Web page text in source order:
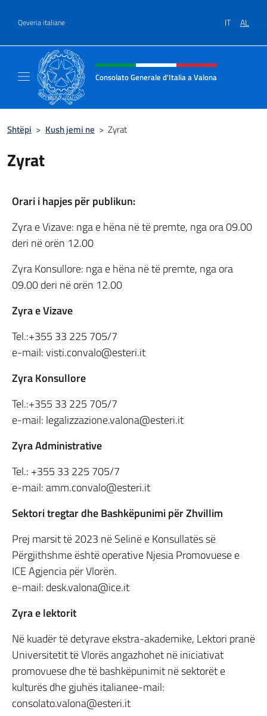
Qeveria italiane IT AL
Kreu i faqes në internet, media
Consolato Generale d'Italia a Valona
Shtëpi > Kush jemi ne > Zyrat
Zyrat
Orari i hapjes për publikun:
Zyra e Vizave: nga e hëna në të premte, nga ora 09.00
deri në orën 12.00
Zyra Konsullore: nga e hëna në të premte, nga ora
09.00 deri në orën 12.00
Zyra e Vizave
Tel.:+355 33 225 705/7
e-mail: visti.convalo@esteri.it
Zyra Konsullore
Tel.:+355 33 225 705/7
e-mail: legalizzazione.valona@esteri.it
Zyra Administrative
Tel.: +355 33 225 705/7
e-mail: amm.convalo@esteri.it
Sektori tregtar dhe Bashkëpunimi për Zhvillim
Prej marsit të 2023 në Selinë e Konsullatës së
Përgjithshme është operative Njesia Promovuese e
ICE Agjencia për Vlorën.
e-mail: desk.valona@ice.it
Zyra e lektorit
Në kuadër të detyrave ekstra-akademike, Lektori pranë
Universitetit të Vlorës angazhohet në iniciativat
promovuese dhe të bashkëpunimit në sektorët e
kulturës dhe gjuhës italianee-mail:
consolato.valona@esteri.it